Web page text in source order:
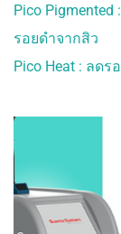
Pico
รอยดําจากสิว
Pico Heat : ลดร